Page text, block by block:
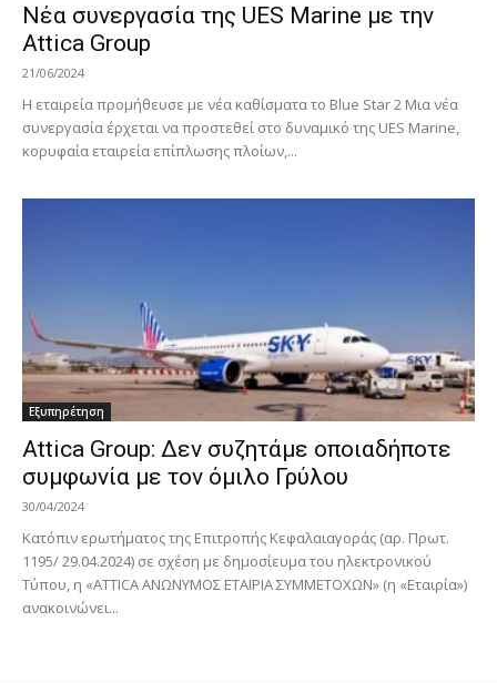
Νέα συνεργασία της UES Marine με την
Attica Group
21/06/2024
Η εταιρεία προμήθευσε με νέα καθίσματα το Blue Star 2 Μια νέα
συνεργασία έρχεται να προστεθεί στο δυναμικό της UES Marine,
κορυφαία εταιρεία επίπλωσης πλοίων,...
Εξυπηρέτηση
Attica Group: Δεν συζητάμε οποιαδήποτε
συμφωνία με τον όμιλο Γρύλου
30/04/2024
Κατόπιν ερωτήματος της Επιτροπής Κεφαλαιαγοράς (αρ. Πρωτ.
1195/ 29.04.2024) σε σχέση με δημοσίευμα του ηλεκτρονικού
Τύπου, η «ATTICA ΑΝΩΝΥΜΟΣ ΕΤΑΙΡΙΑ ΣΥΜΜΕΤΟΧΩΝ» (η «Εταιρία»)
ανακοινώνει...